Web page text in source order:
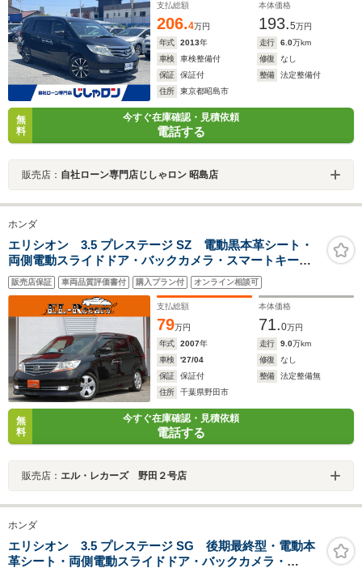
支払総額
206.4万円
本体価格
193.5万円
年式
2013年 走行 6.0万km
車検
車検整備付 修復
なし
保証
保証付 整備
法定整備付
住所
東京都昭島市
無
料
今すぐ在庫確認・見積依頼
電話する
販売店： 自社ローン専門店じしゃロン 昭島店
ホンダ
エリシオン 3.5 プレステージ SZ 電動黒本革シート・
両側電動スライドドア・バックカメラ・スマートキー・
HIDヘッドライト・CUSCO車高調・ETC・フリップダウ
ンモニター・追従クルーズコントロール・HDDナビ・オ
ートA/C・ウィンカーミラー
販売店保証 車両品質評価書付 購入プラン付 オンライン相談可
支払総額
79万円
本体価格
71.0万円
年式
2007年 走行 9.0万km
車検
'27/04 修復
なし
保証
保証付 整備
法定整備無
住所
千葉県野田市
無
料
今すぐ在庫確認・見積依頼
電話する
販売店： エル・レカーズ 野田２号店
ホンダ
エリシオン 3.5 プレステージ SG 後期最終型・電動本
革シート・両側電動スライドドア・バックカメラ・